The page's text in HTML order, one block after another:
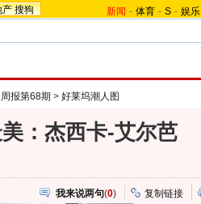
产 搜狗 新闻 - 体育 - S - 娱乐
报第68期 > 好莱坞潮人图
：杰西卡-艾尔芭
我来说两句(0) 复制链接